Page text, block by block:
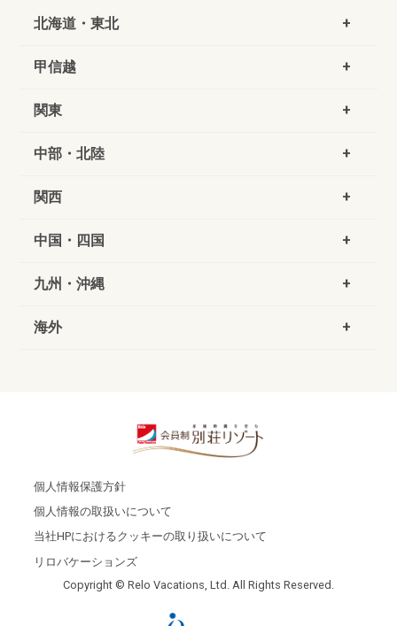
北海道・東北
甲信越
関東
中部・北陸
関西
中国・四国
九州・沖縄
海外
個人情報保護方針
個人情報の取扱いについて
当社HPにおけるクッキーの取り扱いについて
リロバケーションズ
Copyright © Relo Vacations, Ltd. All Rights Reserved.